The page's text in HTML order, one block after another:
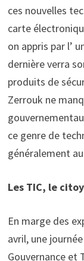
ces nouvelles
carte
on appris par l’
dernière verra
produits de
Zerrouk ne
ce genre de
généralement
Les TIC, le
En marge des
avril, une
Gouvernance et